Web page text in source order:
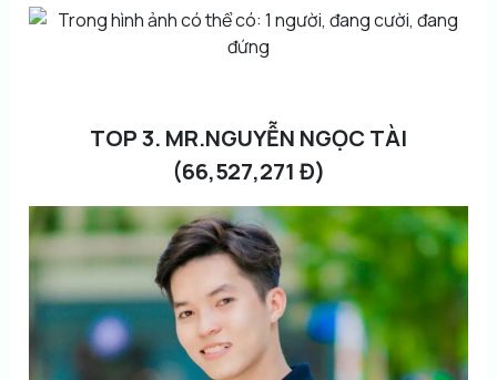
TOP 3. MR.NGUYỄN NGỌC TÀI
(66,527,271 Đ)